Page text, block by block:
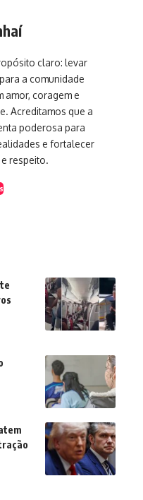
claro: levar
a comunidade
amor, coragem e
Acreditamos que a
poderosa para
e fortalecer
respeito.